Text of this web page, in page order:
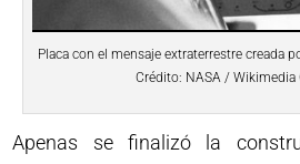
Placa con el mensaje extraterrestre creada
Crédito: NASA /
Apenas se finalizó la